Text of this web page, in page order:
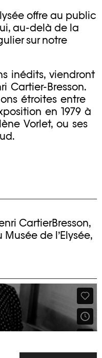
offre au public
au-delà de la
sur notre
inédits, viendront
Cartier-Bresson.
étroites entre
en 1979 à
Vorlet, ou ses
CartierBresson,
de l’Elysée,